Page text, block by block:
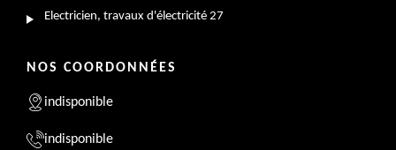
Electricien, travaux d'électricité 27
NOS COORDONNÉES
indisponible
indisponible